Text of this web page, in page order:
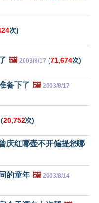
次)
🖼️ 2003/8/17 (71,674次)
备下了 🖼️ 2003/8/17
(20,752次)
庆红哪壶不开偏提您哪
的童年 🖼️ 2003/8/14